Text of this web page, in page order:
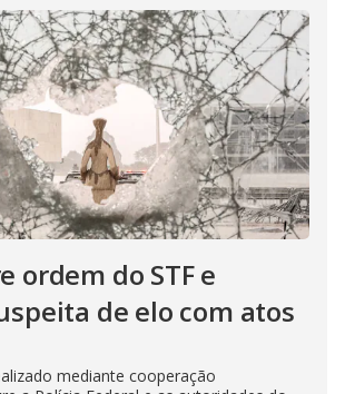
ordem do STF e
de elo com atos
mediante cooperação